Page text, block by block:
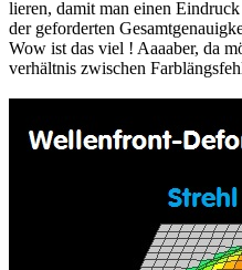
lieren, damit man einen
der geforderten
Wow ist das viel ! Aaaaber, da
verhältnis zwischen